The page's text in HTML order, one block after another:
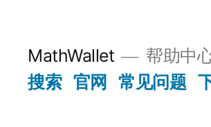
MathWallet 帮助中
搜索 官网 常见问题